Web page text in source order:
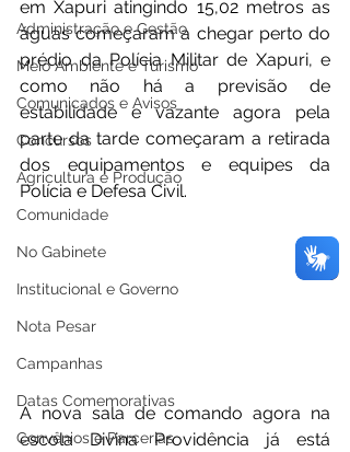
Administração e Gestão
Meio Ambiente e Turismo
Comunicados e Avisos
Concursos
Agricultura e Produção
Comunidade
No Gabinete
Institucional e Governo
Nota Pesar
Campanhas
Datas Comemorativas
Convênios e Parcerias
em Xapuri atingindo 15,02 metros as
águas começaram a chegar perto do
prédio da Polícia Militar de Xapuri, e
como não há a previsão de
estabilidade e vazante agora pela
parte da tarde começaram a retirada
dos equipamentos e equipes da
Polícia e Defesa Civil.
A nova sala de comando agora na
escola Divina Providência já está